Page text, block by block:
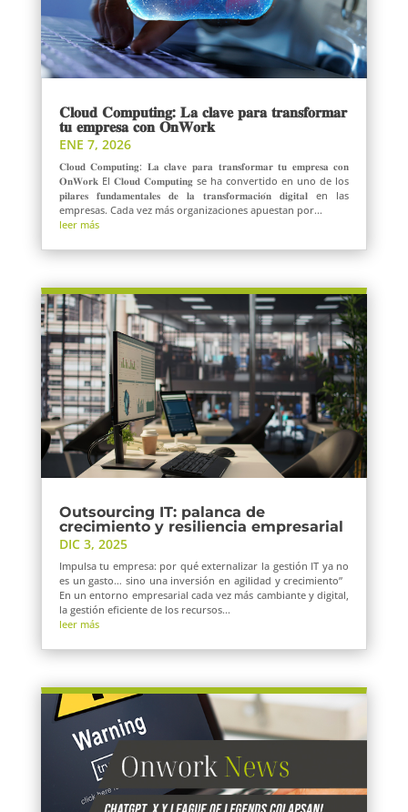
𝐂𝐥𝐨𝐮𝐝 𝐂𝐨𝐦𝐩𝐮𝐭𝐢𝐧𝐠: 𝐋𝐚 𝐜𝐥𝐚𝐯𝐞 𝐩𝐚𝐫𝐚 𝐭𝐫𝐚𝐧𝐬𝐟𝐨𝐫𝐦𝐚𝐫
𝐭𝐮 𝐞𝐦𝐩𝐫𝐞𝐬𝐚 𝐜𝐨𝐧 𝐎𝐧𝐖𝐨𝐫𝐤
ENE 7, 2026
𝐂𝐥𝐨𝐮𝐝 𝐂𝐨𝐦𝐩𝐮𝐭𝐢𝐧𝐠: 𝐋𝐚 𝐜𝐥𝐚𝐯𝐞 𝐩𝐚𝐫𝐚 𝐭𝐫𝐚𝐧𝐬𝐟𝐨𝐫𝐦𝐚𝐫 𝐭𝐮 𝐞𝐦𝐩𝐫𝐞𝐬𝐚 𝐜𝐨𝐧
𝐎𝐧𝐖𝐨𝐫𝐤 El 𝐂𝐥𝐨𝐮𝐝 𝐂𝐨𝐦𝐩𝐮𝐭𝐢𝐧𝐠 se ha convertido en uno de los
𝐩𝐢𝐥𝐚𝐫𝐞𝐬 𝐟𝐮𝐧𝐝𝐚𝐦𝐞𝐧𝐭𝐚𝐥𝐞𝐬 𝐝𝐞 𝐥𝐚 𝐭𝐫𝐚𝐧𝐬𝐟𝐨𝐫𝐦𝐚𝐜𝐢𝐨́𝐧 𝐝𝐢𝐠𝐢𝐭𝐚𝐥 en las
empresas. Cada vez más organizaciones apuestan por...
leer más
Outsourcing IT: palanca de
crecimiento y resiliencia empresarial
DIC 3, 2025
Impulsa tu empresa: por qué externalizar la gestión IT ya no
es un gasto… sino una inversión en agilidad y crecimiento”
En un entorno empresarial cada vez más cambiante y digital,
la gestión eficiente de los recursos...
leer más